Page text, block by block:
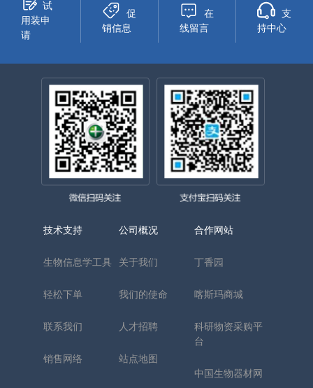
试
用装申
请
促
销信息
在
线留言
支
持中心
技术支持
生物信息学工具
轻松下单
联系我们
销售网络
公司概况
关于我们
我们的使命
人才招聘
站点地图
合作网站
丁香园
喀斯玛商城
科研物资采购平
台
中国生物器材网